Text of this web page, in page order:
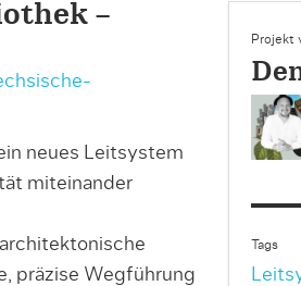
–
neues Leitsystem
miteinander
präzise Wegführung
Projekt
Tags